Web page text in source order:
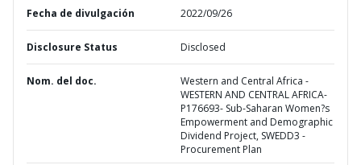
Fecha de divulgación 2022/09/26
Disclosure Status Disclosed
Nom. del doc.
Western and Central Africa -
WESTERN AND CENTRAL AFRICA-
P176693- Sub-Saharan Women?s
Empowerment and Demographic
Dividend Project, SWEDD3 -
Procurement Plan